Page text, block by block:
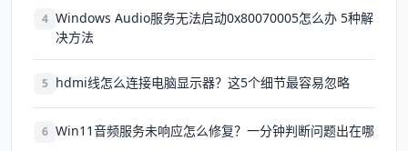
4 Windows Audio服务无法启动0x80070005怎么办 5种解
决方法
5 hdmi线怎么连接电脑显示器？这5个细节最容易忽略
6 Win11音频服务未响应怎么修复？一分钟判断问题出在哪